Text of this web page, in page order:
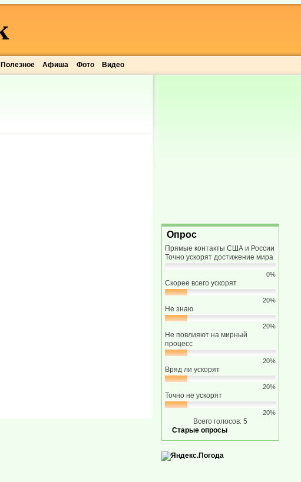
Полезное Афиша Фото Видео
Опрос
Прямые контакты США и России
Точно ускорят достижение мира
0%
Скорее всего ускорят
20%
Не знаю
20%
Не повлияют на мирный
процесс
20%
Вряд ли ускорят
20%
Точно не ускорят
20%
Всего голосов: 5
Старые опросы